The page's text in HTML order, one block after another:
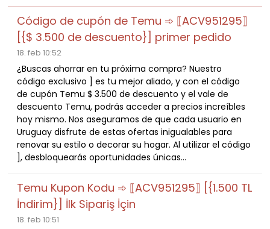
Código de cupón de Temu ➾ ⟦ACV951295⟧
[{$ 3.500 de descuento}] primer pedido
18. feb 10:52
¿Buscas ahorrar en tu próxima compra? Nuestro
código exclusivo ] es tu mejor aliado, y con el código
de cupón Temu $ 3.500 de descuento y el vale de
descuento Temu, podrás acceder a precios increíbles
hoy mismo. Nos aseguramos de que cada usuario en
Uruguay disfrute de estas ofertas inigualables para
renovar su estilo o decorar su hogar. Al utilizar el código
], desbloquearás oportunidades únicas...
Temu Kupon Kodu ➾ ⟦ACV951295⟧ [{1.500 TL
İndirim}] İlk Sipariş İçin
18. feb 10:51